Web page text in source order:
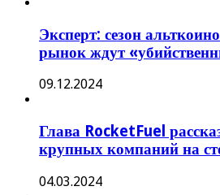
Эксперт: сезон
рынок ждут
09.12.2024
Глава RocketFuel
крупных компаний на
04.03.2024